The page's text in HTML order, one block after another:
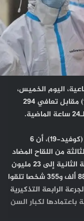
اليوم الخميس،
عن تسجيل إصابة 129 جديدة بـ (كوفيد-19) مقابل تعافي 294
وأبرزت الوزارة، في النشرة اليومية لحصيلة (كوفيد-19)، أن 6
الثالثة من اللقاح المضاد
للفيروس، فيما ارتفع عدد الملقحين بالجرعة الثانية إلى 23 مليون
و374 ألف و576 شخصا، مقابل 24 مليون و883 ألف و355 شخصا تلقوا
32 ألف و396 شخصا الجرعة الرابعة التذكيرية
باعتمادها لكبار السن